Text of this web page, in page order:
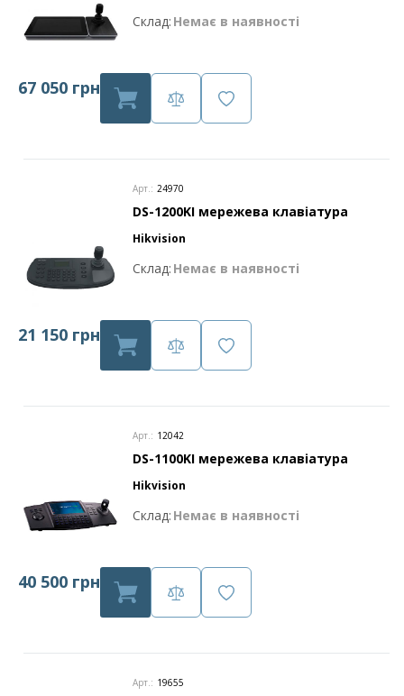
Склад: Немає в наявності
67 050 грн
Арт.: 24970
DS-1200KI мережева клавіатура
Hikvision
Склад: Немає в наявності
21 150 грн
Арт.: 12042
DS-1100KI мережева клавіатура
Hikvision
Склад: Немає в наявності
40 500 грн
Арт.: 19655